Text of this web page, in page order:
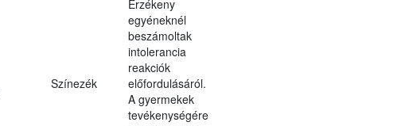
Színezék
Érzékeny
egyéneknél
beszámoltak
intolerancia
reakciók
előfordulásáról.
A gyermekek
tevékenységére